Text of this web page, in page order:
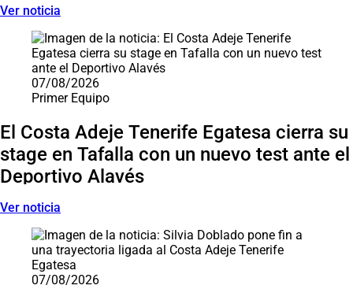
Ver noticia
07/08/2026
Primer Equipo
El Costa Adeje Tenerife Egatesa cierra su
stage en Tafalla con un nuevo test ante el
Deportivo Alavés
Ver noticia
07/08/2026